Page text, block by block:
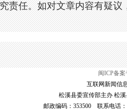
责任。如对文章内容有疑议
闽ICP备案
互联网新闻信
松溪县委宣传部主办 松
邮政编码：353500 联系电话：